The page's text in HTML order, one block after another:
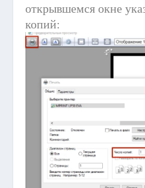
открывшемся окне
копий: